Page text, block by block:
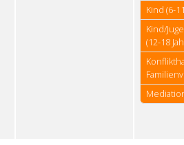
Kind (6-
Kind/
(12-18